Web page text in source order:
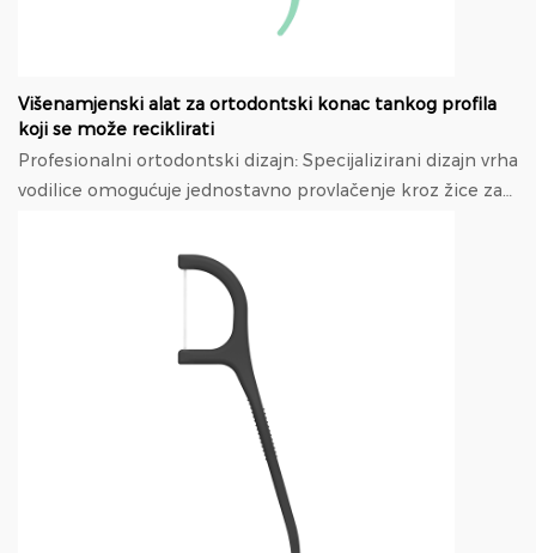
Višenamjenski alat za ortodontski konac tankog profila
koji se može reciklirati
Profesionalni ortodontski dizajn: Specijalizirani dizajn vrha
vodilice omogućuje jednostavno provlačenje kroz žice za